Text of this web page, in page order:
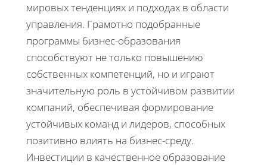
мировых тенденциях и подходах в области
управления. Грамотно подобранные
программы бизнес-образования
способствуют не только повышению
собственных компетенций, но и играют
значительную роль в устойчивом развитии
компаний, обеспечивая формирование
устойчивых команд и лидеров, способных
позитивно влиять на бизнес-среду.
Инвестиции в качественное образование